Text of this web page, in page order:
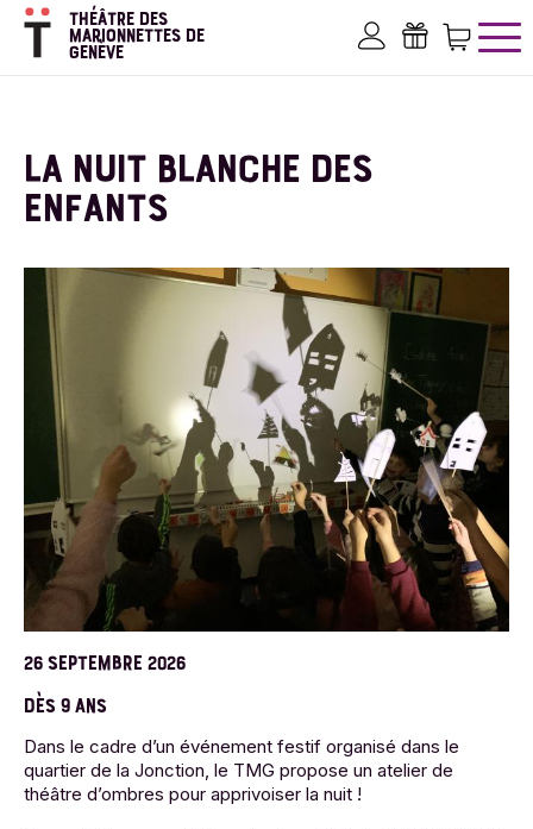
Aller
contenu
THÉÂTRE DES
MARIONNETTES DE
GENÈVE
LA NUIT BLANCHE DES
ENFANTS
26 SEPTEMBRE 2026
DÈS 9 ANS
Dans le cadre d’un événement festif organisé dans le
quartier de la Jonction, le TMG propose un atelier de
théâtre d’ombres pour apprivoiser la nuit !